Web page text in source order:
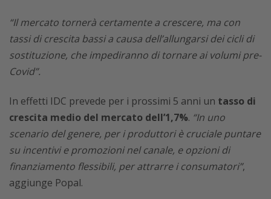
“Il mercato tornerà certamente a crescere, ma con
tassi di crescita bassi a causa dell’allungarsi dei cicli di
sostituzione, che impediranno di tornare ai volumi pre-
Covid”.
In effetti IDC prevede per i prossimi 5 anni un tasso di
crescita medio del mercato dell’1,7%. “In uno
scenario del genere, per i produttori è cruciale puntare
su incentivi e promozioni nel canale, e opzioni di
finanziamento flessibili, per attrarre i consumatori”,
aggiunge Popal.